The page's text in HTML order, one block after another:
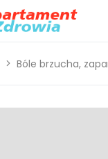
Bóle brzucha,